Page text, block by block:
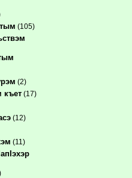
(105)
(2)
(17)
(12)
(11)